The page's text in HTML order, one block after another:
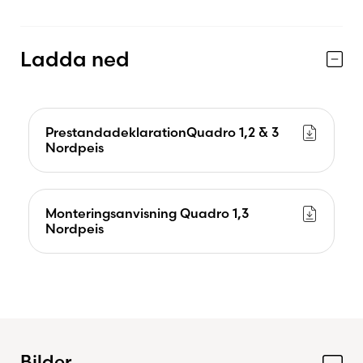
Ladda ned
PrestandadeklarationQuadro 1,2 & 3
Nordpeis
Monteringsanvisning Quadro 1,3
Nordpeis